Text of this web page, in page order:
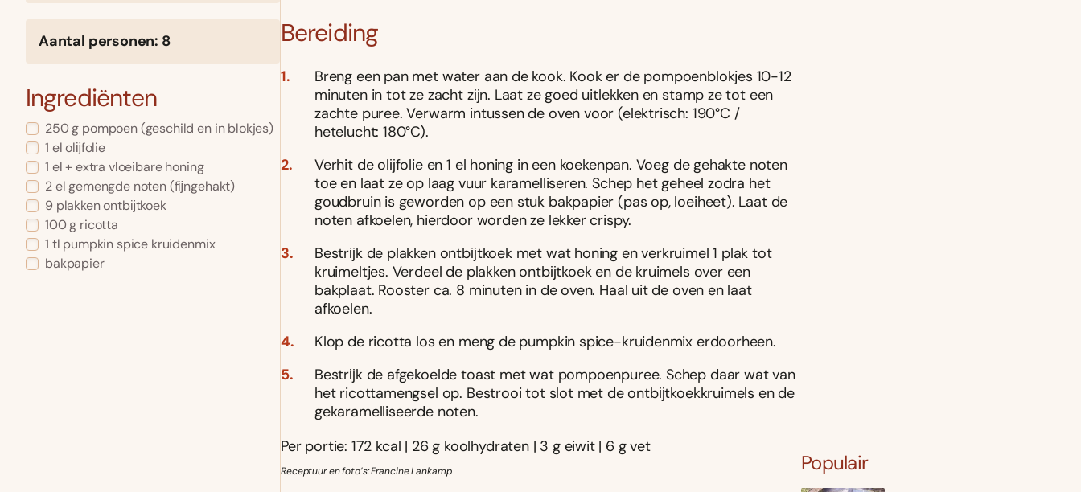
Aantal personen: 8
Ingrediënten
250 g pompoen (geschild en in blokjes)
1 el olĳfolie
1 el + extra vloeibare honing
2 el gemengde noten (fĳngehakt)
9 plakken ontbĳtkoek
100 g ricotta
1 tl pumpkin spice kruidenmix
bakpapier
Bereiding
Breng een pan met water aan de kook. Kook er de pompoenblokjes 10-12
minuten in tot ze zacht zĳn. Laat ze goed uitlekken en stamp ze tot een
zachte puree. Verwarm intussen de oven voor (elektrisch: 190°C /
hetelucht: 180°C).
Verhit de olĳfolie en 1 el honing in een koekenpan. Voeg de gehakte noten
toe en laat ze op laag vuur karamelliseren. Schep het geheel zodra het
goudbruin is geworden op een stuk bakpapier (pas op, loeiheet). Laat de
noten afkoelen, hierdoor worden ze lekker crispy.
Bestrĳk de plakken ontbĳtkoek met wat honing en verkruimel 1 plak tot
kruimeltjes. Verdeel de plakken ontbĳtkoek en de kruimels over een
bakplaat. Rooster ca. 8 minuten in de oven. Haal uit de oven en laat
afkoelen.
Klop de ricotta los en meng de pumpkin spice-kruidenmix erdoorheen.
Bestrĳk de afgekoelde toast met wat pompoenpuree. Schep daar wat van
het ricottamengsel op. Bestrooi tot slot met de ontbĳtkoekkruimels en de
gekaramelliseerde noten.
Per portie: 172 kcal | 26 g koolhydraten | 3 g eiwit | 6 g vet
Receptuur en foto’s: Francine Lankamp Populair